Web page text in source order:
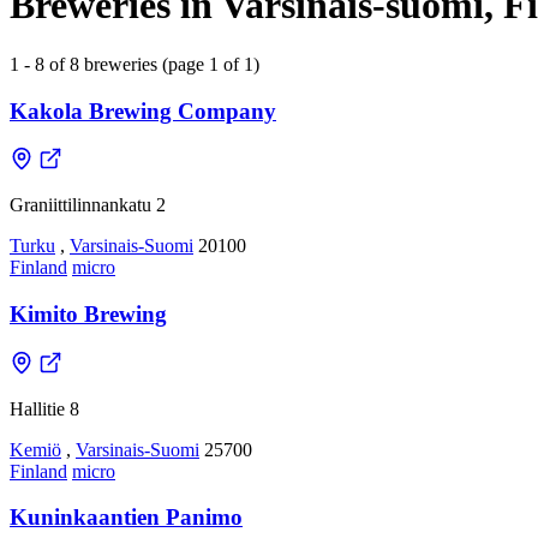
1 - 8 of 8 breweries (page 1 of 1)
Kakola Brewing Company
Graniittilinnankatu 2
Turku , Varsinais-Suomi 20100
Finland micro
Kimito Brewing
Hallitie 8
Kemiö , Varsinais-Suomi 25700
Finland micro
Kuninkaantien Panimo